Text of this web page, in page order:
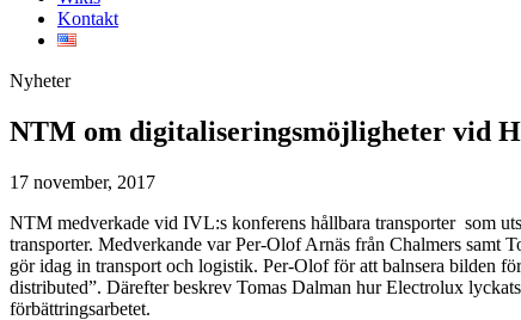
Kontakt
Nyheter
NTM om digitaliseringsmöjligheter vid
17 november, 2017
NTM medverkade vid IVL:s konferens hållbara transporter som
transporter. Medverkande var Per-Olof Arnäs från Chalmers samt
gör idag in transport och logistik. Per-Olof för att balnsera bilden
distributed”. Därefter beskrev Tomas Dalman hur Electrolux
förbättringsarbetet.